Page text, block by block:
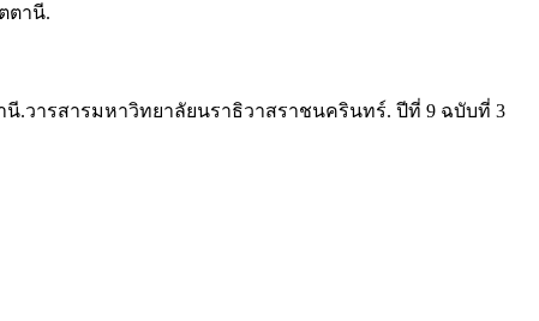
ตานี.
.วารสารมหาวิทยาลัยนราธิวาสราชนครินทร์. ปีที่ 9 ฉบับที่ 3